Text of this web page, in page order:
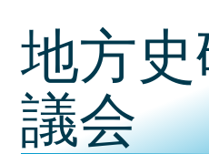
地方
議会